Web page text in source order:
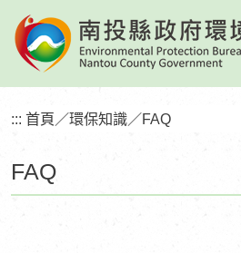
到
要
塊FAQ
::: 首頁 ／環保知識／FAQ